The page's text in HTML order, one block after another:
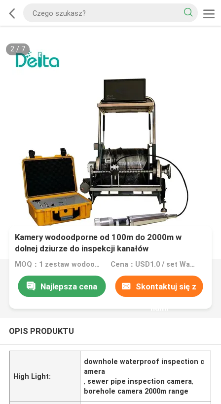
2/ 7
Kamery wodoodporne od 100m do 2000m w
dolnej dziurze do inspekcji kanałów
MOQ：1 zestaw wodoodpornej kamery Cena：USD1.0 / set Waterproof Camera
Najlepsza cena Skontaktuj się z
nami
OPIS PRODUKTU
High Light:
downhole waterproof inspection c
amera
, sewer pipe inspection camera,
borehole camera 2000m range